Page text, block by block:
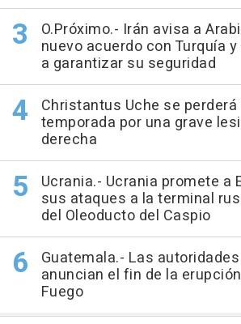
O.Próximo.- Irán avisa a
nuevo acuerdo con Turquía
a garantizar su seguridad
Christantus Uche se
temporada por una grave
derecha
Ucrania.- Ucrania promete a
sus ataques a la terminal
del Oleoducto del Caspio
Guatemala.- Las
anuncian el fin de la
Fuego